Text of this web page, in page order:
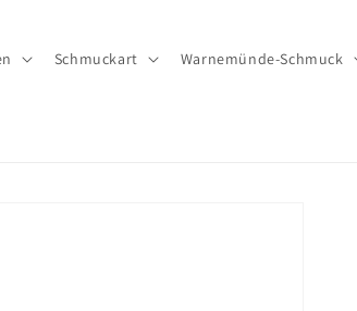
Schmuckart Warnemünde-Schmuck